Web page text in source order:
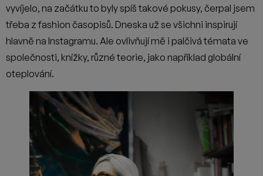
vyvíjelo, na začátku to byly spíš takové pokusy, čerpal jsem
třeba z fashion časopisů. Dneska už se všichni inspirují
hlavně na Instagramu. Ale ovlivňují mě i palčivá témata ve
společnosti, knížky, různé teorie, jako například globální
oteplování.